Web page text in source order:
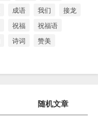
成语 我们
接龙
祝福
祝福语
诗词
赞美
随机文章